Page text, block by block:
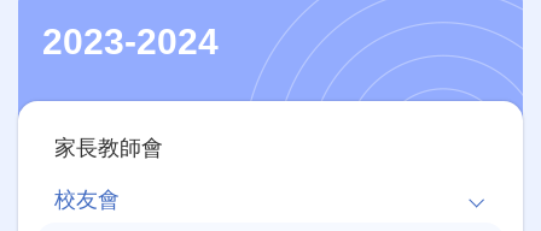
2023-2024
Main
navigation
家長教師會
校友會